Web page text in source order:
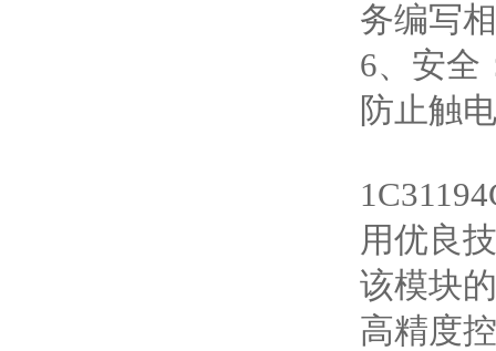
务编写
6、安全
防止触
用优良
该模块
高精度